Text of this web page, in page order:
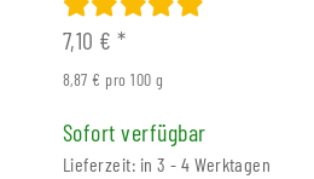
7,10 €*
8,87 € pro 100 g
Sofort verfügbar
Lieferzeit: in 3 - 4 Werktagen